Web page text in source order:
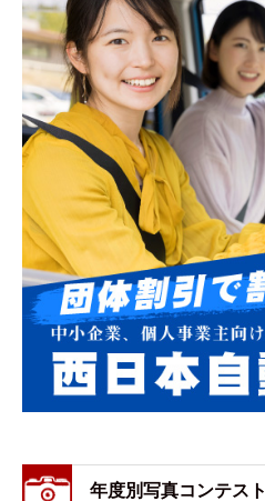
年度別写真コンテスト